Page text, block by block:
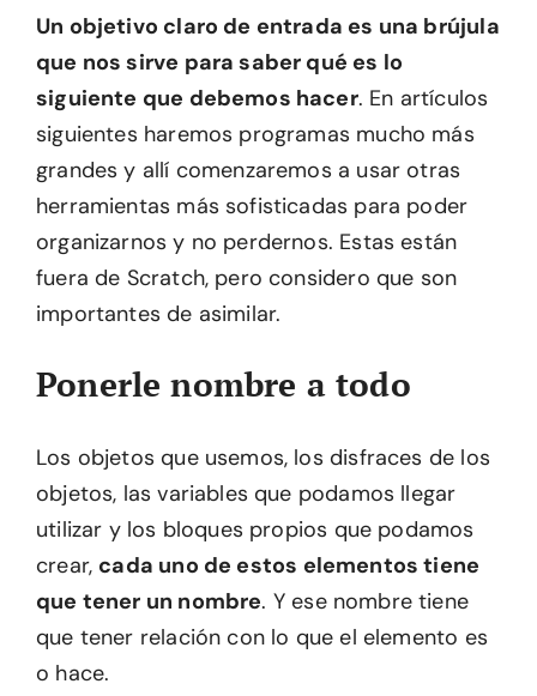
Un objetivo claro de entrada es una brújula
que nos sirve para saber qué es lo
siguiente que debemos hacer. En artículos
siguientes haremos programas mucho más
grandes y allí comenzaremos a usar otras
herramientas más sofisticadas para poder
organizarnos y no perdernos. Estas están
fuera de Scratch, pero considero que son
importantes de asimilar.
Ponerle nombre a todo
Los objetos que usemos, los disfraces de los
objetos, las variables que podamos llegar
utilizar y los bloques propios que podamos
crear, cada uno de estos elementos tiene
que tener un nombre. Y ese nombre tiene
que tener relación con lo que el elemento es
o hace.